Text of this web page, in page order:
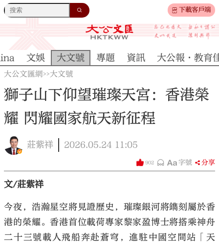
下載客戶端
文娛 大文號 專題 資訊 大公報·教育
大公文匯網>>大文號
獅子山下仰望璀璨天宮：香港榮
耀 閃耀國家航天新征程
莊紫祥 2026.05.24 11:05
902 字號 分享
文/莊紫祥
今夜，浩瀚星空將見證歷史，璀璨銀河將鐫刻屬於香
港的榮耀。香港首位載荷專家黎家盈博士將搭乘神舟
二十三號載人飛船奔赴蒼穹，進駐中國空間站「天